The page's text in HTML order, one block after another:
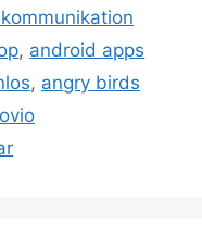
, android apps
, angry birds